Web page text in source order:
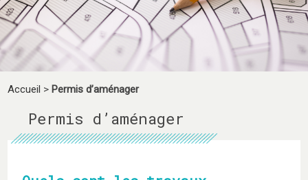
Accueil > Permis d’aménager
Permis d’aménager